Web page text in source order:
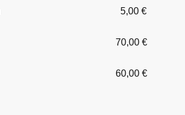
5,00 €
70,00 €
60,00 €